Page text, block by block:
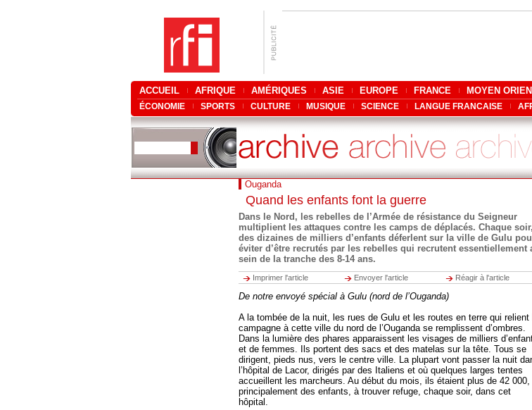
ACCUEIL AFRIQUE AMÉRIQUES ASIE EUROPE FRANCE MOYEN
ÉCONOMIE SPORTS CULTURE MUSIQUE SCIENCE LANGUE FRANCAISE
Ouganda
Quand les enfants font la guerre
Dans le Nord, les rebelles de l’Armée de résistance du Seigneur
multiplient les attaques contre les camps de déplacés. Chaque soir,
des dizaines de milliers d’enfants déferlent sur la ville de Gulu
éviter d’être recrutés par les rebelles qui recrutent essentiellement
sein de la tranche des 8-14 ans.
Imprimer l'article Envoyer l'article Réagir à l'article
De notre envoyé spécial à Gulu (nord de l’Ouganda)
A la tombée de la nuit, les rues de Gulu et les routes en terre qui relient
campagne à cette ville du nord de l’Ouganda se remplissent d’ombres.
Dans la lumière des phares apparaissent les visages de milliers
et de femmes. Ils portent des sacs et des matelas sur la tête. Tous se
dirigent, pieds nus, vers le centre ville. La plupart vont passer la nuit
l’hôpital de Lacor, dirigés par des Italiens et où quelques larges tentes
accueillent les marcheurs. Au début du mois, ils étaient plus de 42 000,
principalement des enfants, à trouver refuge, chaque soir, dans cet
hôpital.